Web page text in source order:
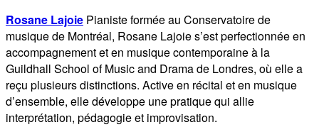
Rosane Lajoie Pianiste formée au Conservatoire de
musique de Montréal, Rosane Lajoie s’est perfectionnée en
accompagnement et en musique contemporaine à la
Guildhall School of Music and Drama de Londres, où elle a
reçu plusieurs distinctions. Active en récital et en musique
d’ensemble, elle développe une pratique qui allie
interprétation, pédagogie et improvisation.